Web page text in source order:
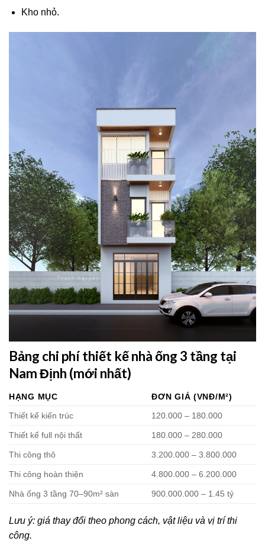
Kho nhỏ.
Bảng chi phí thiết kế nhà ống 3 tầng tại
Nam Định (mới nhất)
HẠNG MỤC
ĐƠN GIÁ (VNĐ/M²)
Thiết kế kiến trúc
120.000 – 180.000
Thiết kế full nội thất 180.000 – 280.000
Thi công thô 3.200.000 – 3.800.000
Thi công hoàn thiện 4.800.000 – 6.200.000
Nhà ống 3 tầng 70–90m² sàn 900.000.000 – 1.45 tỷ
Lưu ý: giá thay đổi theo phong cách, vật liệu và vị trí thi
công.